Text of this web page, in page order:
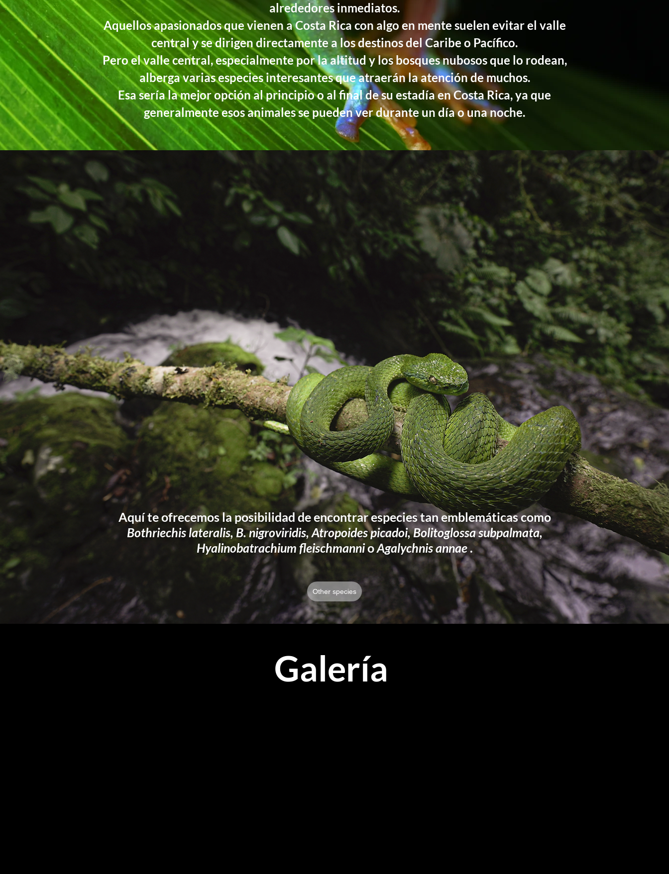
alrededores inmediatos.
Aquellos apasionados que vienen a Costa Rica con algo en mente suelen evitar el valle
central y se dirigen directamente a los destinos del Caribe o Pacífico.
Pero el valle central, especialmente por la altitud y los bosques nubosos que lo rodean,
alberga varias especies interesantes que atraerán la atención de muchos.
Esa sería la mejor opción al principio o al final de su estadía en Costa Rica, ya que
generalmente esos animales se pueden ver durante un día o una noche.
Aquí te ofrecemos la posibilidad de encontrar especies tan emblemáticas como
Bothriechis lateralis, B. nigroviridis, Atropoides picadoi, Bolitoglossa subpalmata,
Hyalinobatrachium fleischmannioAgalychnis annae.
Other species
Galería